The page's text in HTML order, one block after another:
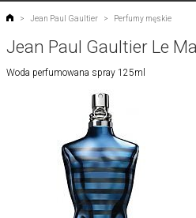
> Jean Paul Gaultier > Perfumy męskie
Jean Paul Gaultier Le
Woda perfumowana spray 125ml